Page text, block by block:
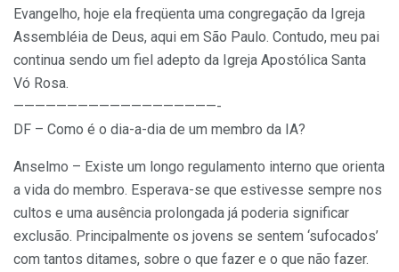
Evangelho, hoje ela freqüenta uma congregação da Igreja
Assembléia de Deus, aqui em São Paulo. Contudo, meu pai
continua sendo um fiel adepto da Igreja Apostólica Santa
Vó Rosa.
———————————————————-
DF – Como é o dia-a-dia de um membro da IA?
Anselmo – Existe um longo regulamento interno que orienta
a vida do membro. Esperava-se que estivesse sempre nos
cultos e uma ausência prolongada já poderia significar
exclusão. Principalmente os jovens se sentem ‘sufocados’
com tantos ditames, sobre o que fazer e o que não fazer.